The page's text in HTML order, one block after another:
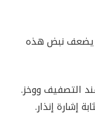
يضعف نبض هذه
التصفيف ووخز.
إشارة إنذار.